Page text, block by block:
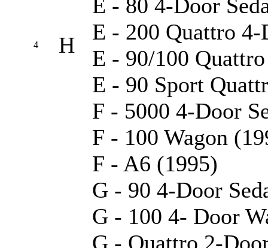
4 H
E - 80 4-Door
E - 200 Quattro
E - 90/100
E - 90 Sport
F - 5000 4-Door
F - 100 Wagon
F - A6 (1995)
G - 90 4-Door
G - 100 4- Door
G - Quattro 2-